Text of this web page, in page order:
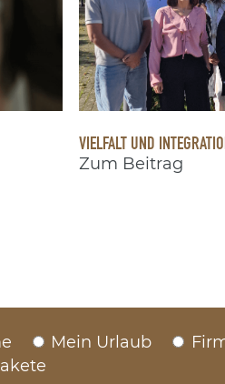
VIELFALT UND
Zum Beitrag
Mein Urlaub